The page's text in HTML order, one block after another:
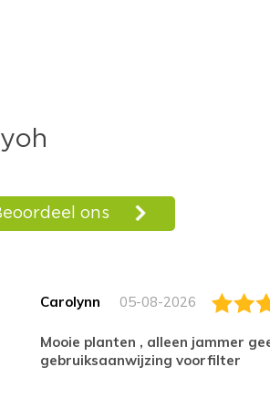
Carolynn 05-08-2026
Mooie planten , alleen jammer geen
gebruiksaanwijzing voorfilter